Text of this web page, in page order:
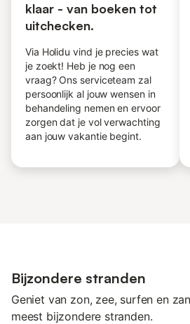
klaar - van boeken tot
uitchecken.
Via Holidu vind je precies wat
je zoekt! Heb je nog een
vraag? Ons serviceteam zal
persoonlijk al jouw wensen in
behandeling nemen en ervoor
zorgen dat je vol verwachting
aan jouw vakantie begint.
Bijzondere stranden
Geniet van zon, zee, surfen en
meest bijzondere stranden.